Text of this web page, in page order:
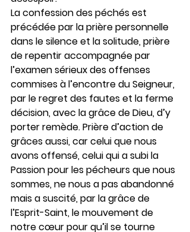
La confession des péchés est
précédée par la prière personnelle
dans le silence et la solitude, prière
de repentir accompagnée par
l’examen sérieux des offenses
commises à l’encontre du Seigneur,
par le regret des fautes et la ferme
décision, avec la grâce de Dieu, d’y
porter remède. Prière d’action de
grâces aussi, car celui que nous
avons offensé, celui qui a subi la
Passion pour les pécheurs que nous
sommes, ne nous a pas abandonné
mais a suscité, par la grâce de
l’Esprit-Saint, le mouvement de
notre cœur pour qu’il se tourne